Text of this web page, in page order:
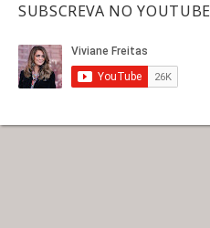
SUBSCREVA NO YOUTUBE